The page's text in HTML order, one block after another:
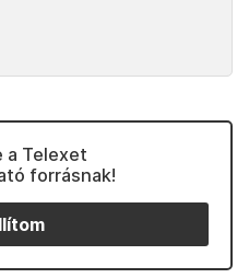
a Telexet
forrásnak!